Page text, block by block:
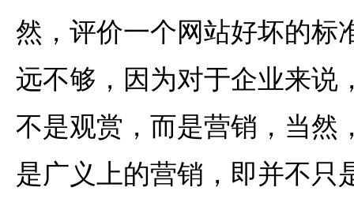
然，评价一个网站好坏的标
远不够，因为对于企业来说
不是观赏，而是营销，当然
是广义上的营销，即并不只